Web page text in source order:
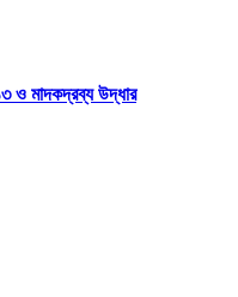
ও মাদকদ্রব্য উদ্ধার